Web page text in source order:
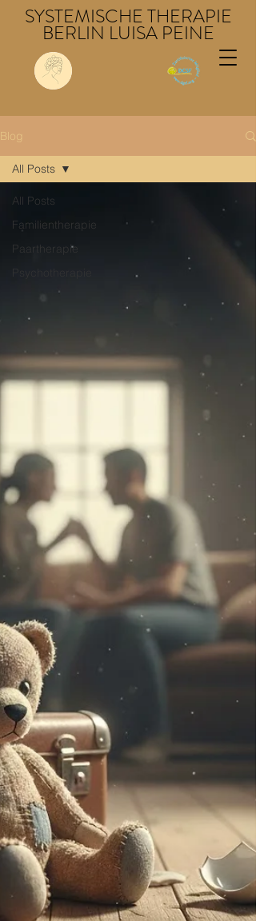
SYSTEMISCHE THERAPIE
BERLIN LUISA PEINE
Blog
All Posts
Familientherapie
Paartherapie
All Posts